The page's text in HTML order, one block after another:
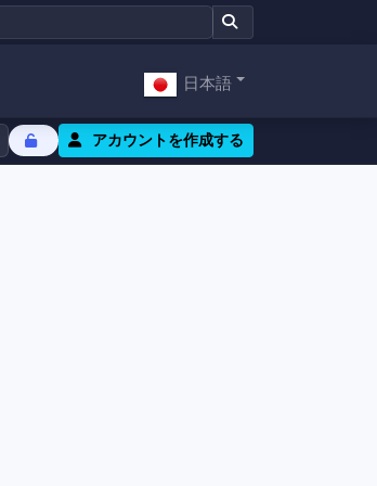
日本語
アカウントを作成する